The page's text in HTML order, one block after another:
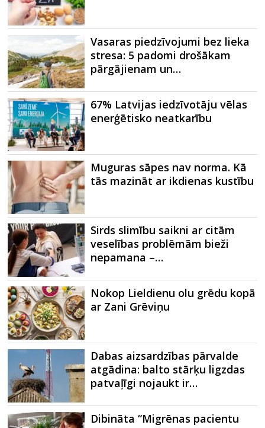
Vasaras piedzīvojumi bez lieka
stresa: 5 padomi drošākam
pārgājienam un…
67% Latvijas iedzīvotāju vēlas
enerģētisko neatkarību
Muguras sāpes nav norma. Kā
tās mazināt ar ikdienas kustību
Sirds slimību saikni ar citām
veselības problēmām bieži
nepamana –…
Nokop Lieldienu olu grēdu kopā
ar Zani Grēviņu
Dabas aizsardzības pārvalde
atgādina: balto stārķu ligzdas
patvaļīgi nojaukt ir…
Dibināta “Migrēnas pacientu